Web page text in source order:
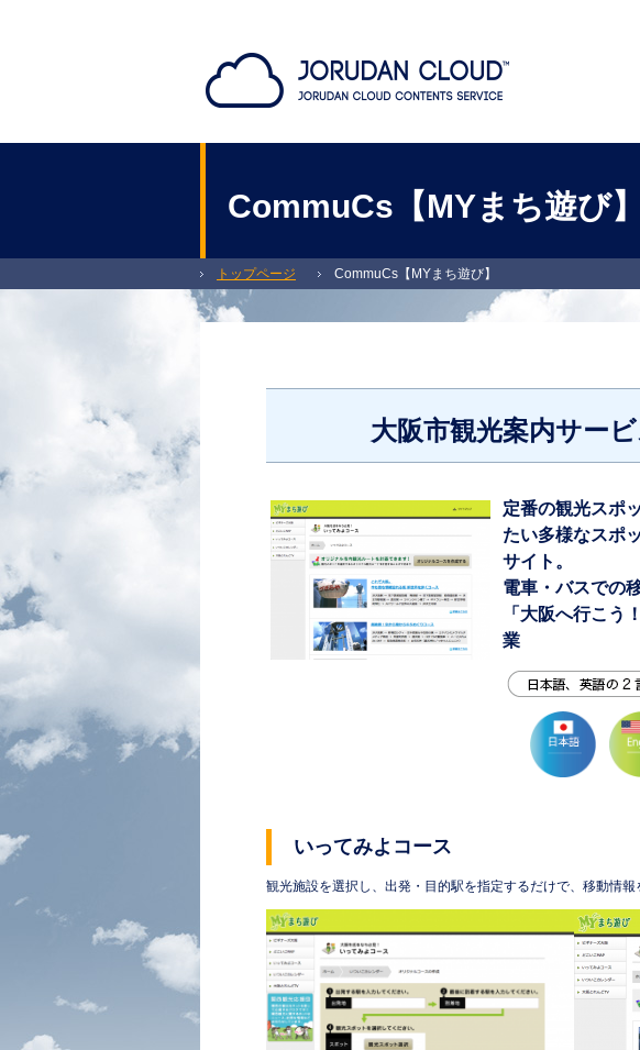
CommuCs【MYまち遊び】
大阪市観光案内サービス「MYまち遊び」 定番の観光スポットだけでな
トップページ CommuCs【MYまち遊び】
大阪市観光案内サー
定番の観光スポ
たい多様なスポ
サイト。
電車・バスでの
「大阪へ行こう
業
いってみよコース
観光施設を選択し、出発・目的駅を指定するだけで、移動情報